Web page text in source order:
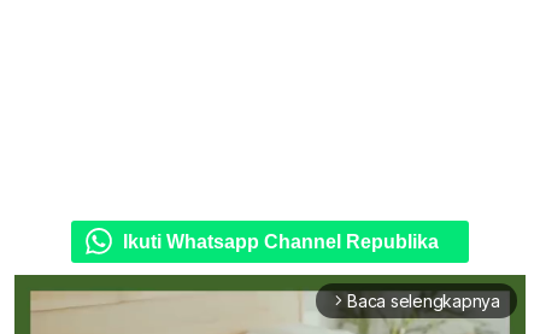
Ikuti Whatsapp Channel Republika
arrow_forward_ios Baca selengkapnya